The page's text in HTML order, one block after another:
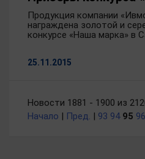
Продукция компании
награждена золотой и
конкурсе «Наша марка» в
25.11.2015
Новости 1881 - 1900 из
Начало | Пред. | 93 94 95 96